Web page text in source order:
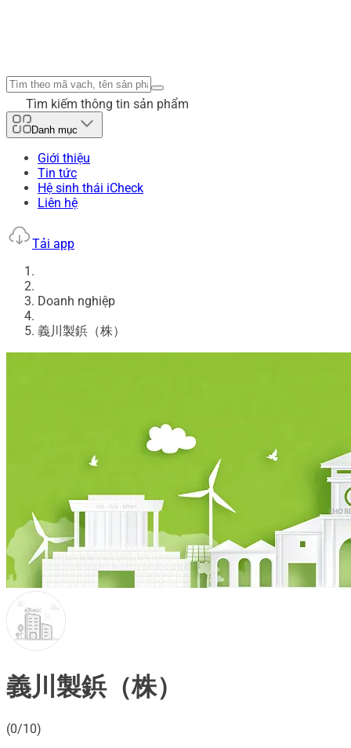
Tìm kiếm thông tin sản phẩm
Danh mục
Giới thiệu
Tin tức
Hệ sinh thái iCheck
Liên hệ
Tải app
Doanh nghiệp
義川製鋲（株）
義川製鋲（株）
(0/10)